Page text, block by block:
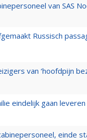
van SAS
Russisch
van ‘hoofdpijn
eindelijk gaan leveren
einde